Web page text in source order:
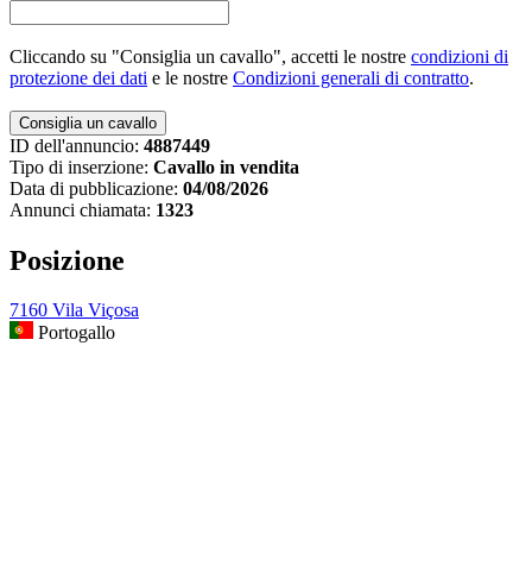
Cliccando su "Consiglia un cavallo", accetti le nostre condizioni di
protezione dei dati e le nostre Condizioni generali di contratto.
ID dell'annuncio: 4887449
Tipo di inserzione: Cavallo in vendita
Data di pubblicazione: 04/08/2026
Annunci chiamata: 1323
Posizione
7160 Vila Viçosa
Portogallo